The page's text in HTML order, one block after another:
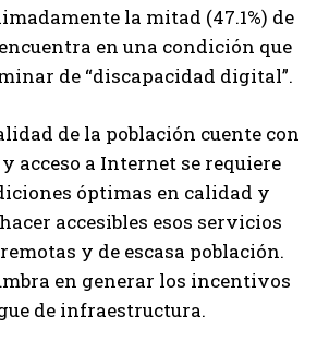
la mitad (47.1%) de
en una condición que
de “discapacidad digital”.
de la población cuente con
acceso a Internet se requiere
óptimas en calidad y
accesibles esos servicios
y de escasa población.
en generar los incentivos
de infraestructura.